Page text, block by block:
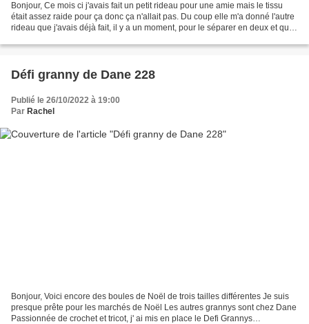
Bonjour, Ce mois ci j'avais fait un petit rideau pour une amie mais le tissu
était assez raide pour ça donc ça n'allait pas. Du coup elle m'a donné l'autre
rideau que j'avais déjà fait, il y a un moment, pour le séparer en deux et que
Défi granny de Dane 228
Publié le 26/10/2022 à 19:00
Par Rachel
Bonjour, Voici encore des boules de Noël de trois tailles différentes Je suis
presque prête pour les marchés de Noël Les autres grannys sont chez Dane
Passionnée de crochet et tricot, j' ai mis en place le Defi Grannys